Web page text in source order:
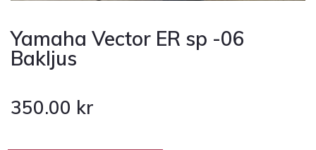
Yamaha Vector ER sp -06
Bakljus
350.00 kr